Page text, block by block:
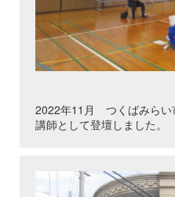
2022年11月 つくばみらい
講師として登壇しました。